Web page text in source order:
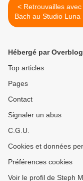
< Retrouvailles avec Mary
Bach au Studio Luna
afin d’en apprendre
Hébergé par Overblog
Top articles
Pages
Contact
Signaler un abus
C.G.U.
Cookies et données
Préférences cookies
Voir le profil de Steph